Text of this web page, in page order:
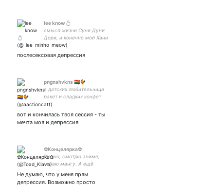
lee know💍
смысл жизни Суни Дуни
Дори, и конечно мой Хани
послесексовая депрессия
pngnshvkns 🏳️‍🌈🐓
а датских любительница
ракет и сладких конфет
#rizha
вот и кончилась твоя сессия - ты
мечта моя и депрессия
✿Концелярка✿
Рисую, смотрю аниме,
читаю мангу. А ещё
пиздастрадаю
Не думаю, что у меня прям
депрессия. Возможно просто